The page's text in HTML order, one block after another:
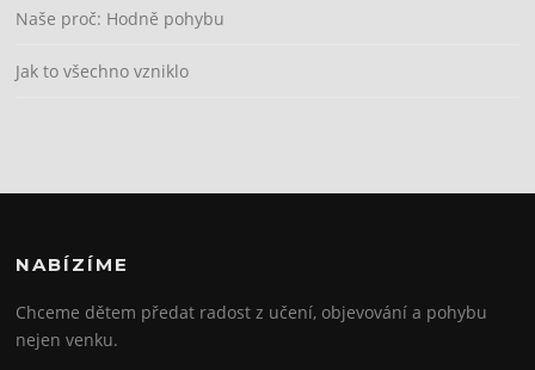
Naše proč: Hodně pohybu
Jak to všechno vzniklo
NABÍZÍME
Chceme dětem předat radost z učení, objevování a pohybu
nejen venku.